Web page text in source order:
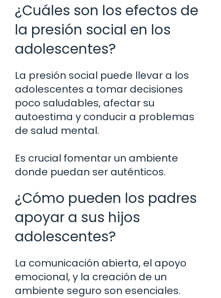
¿Cuáles son los efectos de
la presión social en los
adolescentes?
La presión social puede llevar a los
adolescentes a tomar decisiones
poco saludables, afectar su
autoestima y conducir a problemas
de salud mental.
Es crucial fomentar un ambiente
donde puedan ser auténticos.
¿Cómo pueden los padres
apoyar a sus hijos
adolescentes?
La comunicación abierta, el apoyo
emocional, y la creación de un
ambiente seguro son esenciales.